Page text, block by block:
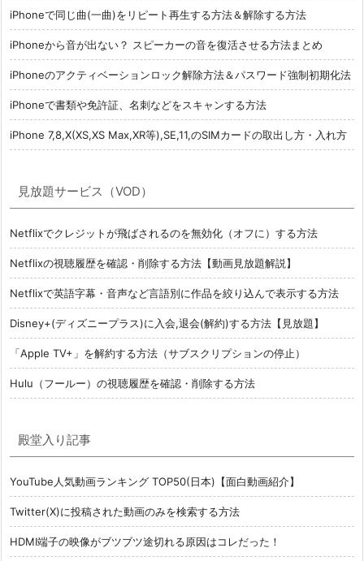
iPhoneで同じ曲(一曲)をリピート再生する方法＆解除する方法
iPhoneから音が出ない？ スピーカーの音を復活させる方法まとめ
iPhoneのアクティベーションロック解除方法＆パスワード強制初期化法
iPhoneで書類や免許証、名刺などをスキャンする方法
iPhone 7,8,X(XS,XS Max,XR等),SE,11,のSIMカードの取出し方・入れ方
見放題サービス（VOD）
Netflixでクレジットが飛ばされるのを無効化（オフに）する方法
Netflixの視聴履歴を確認・削除する方法【動画見放題解説】
Netflixで英語字幕・音声など言語別に作品を絞り込んで表示する方法
Disney+(ディズニープラス)に入会,退会(解約)する方法【見放題】
「Apple TV+」を解約する方法（サブスクリプションの停止）
Hulu（フールー）の視聴履歴を確認・削除する方法
殿堂入り記事
YouTube人気動画ランキング TOP50(日本)【面白動画紹介】
Twitter(X)に投稿された動画のみを検索する方法
HDMI端子の映像がブツブツ途切れる原因はコレだった！